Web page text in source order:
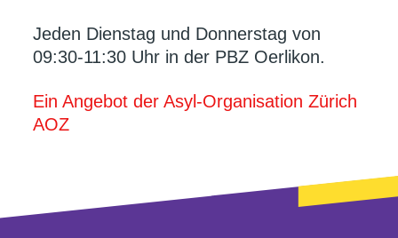
Jeden Dienstag und Donnerstag von
09:30-11:30 Uhr in der PBZ Oerlikon.
Ein Angebot der Asyl-Organisation Zürich
AOZ